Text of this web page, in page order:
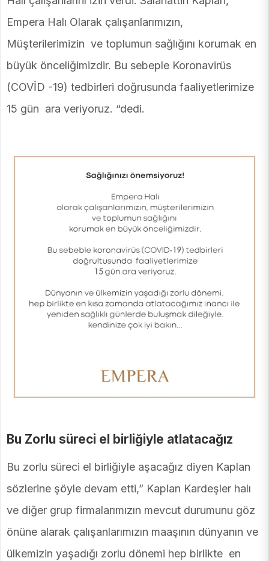
Empera Halı Olarak çalışanlarımızın,
Müşterilerimizin ve toplumun sağlığını korumak en
büyük önceliğimizdir. Bu sebeple Koronavirüs
(COVİD -19) tedbirleri doğrusunda faaliyetlerimize
15 gün ara veriyoruz. “dedi.
Bu Zorlu süreci el birliğiyle atlatacağız
Bu zorlu süreci el birliğiyle aşacağız diyen Kaplan
sözlerine şöyle devam etti,” Kaplan Kardeşler halı
ve diğer grup firmalarımızın mevcut durumunu göz
önüne alarak çalışanlarımızın maaşının dünyanın ve
ülkemizin yaşadığı zorlu dönemi hep birlikte en